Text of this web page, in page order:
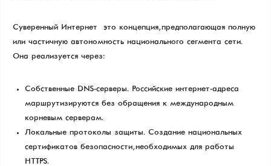
Суверенный Интернет — это концепция, предполагающая полную
или частичную автономность национального сегмента сети.
Она реализуется через:
Собственные DNS-серверы. Российские интернет-адреса
маршрутизируются без обращения к международным
корневым серверам.
Локальные протоколы защиты. Создание национальных
сертификатов безопасности, необходимых для работы
HTTPS.